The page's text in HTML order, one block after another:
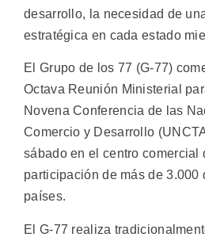
desarrollo, la necesidad de
estratégica en cada estado
El Grupo de los 77 (G-77)
Octava Reunión Ministerial
Novena Conferencia de las
Comercio y Desarrollo
sábado en el centro comercial
participación de más de 3.000
países.
El G-77 realiza